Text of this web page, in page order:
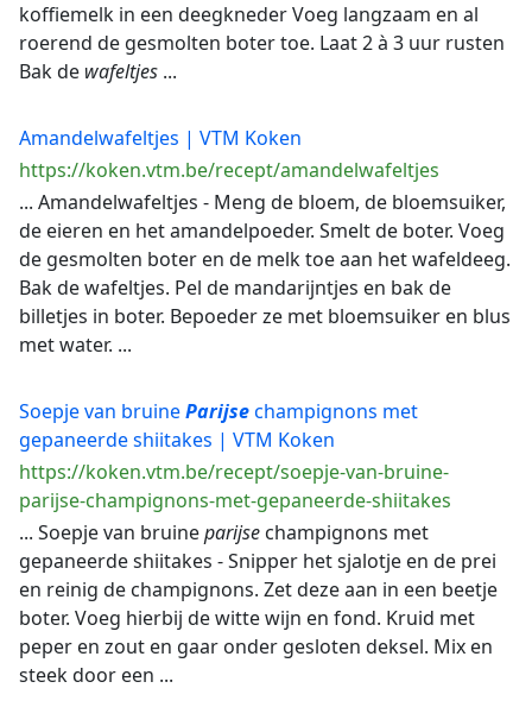
koffiemelk in een deegkneder Voeg langzaam en al
roerend de gesmolten boter toe. Laat 2 à 3 uur rusten
Bak de wafeltjes ...
Amandelwafeltjes | VTM Koken
https://koken.vtm.be/recept/amandelwafeltjes
... Amandelwafeltjes - Meng de bloem, de bloemsuiker,
de eieren en het amandelpoeder. Smelt de boter. Voeg
de gesmolten boter en de melk toe aan het wafeldeeg.
Bak de wafeltjes. Pel de mandarijntjes en bak de
billetjes in boter. Bepoeder ze met bloemsuiker en blus
met water. ...
Soepje van bruineParijsechampignons met
gepaneerde shiitakes | VTM Koken
https://koken.vtm.be/recept/soepje-van-bruine-
parijse-champignons-met-gepaneerde-shiitakes
... Soepje van bruineparijse champignons met
gepaneerde shiitakes - Snipper het sjalotje en de prei
en reinig de champignons. Zet deze aan in een beetje
boter. Voeg hierbij de witte wijn en fond. Kruid met
peper en zout en gaar onder gesloten deksel. Mix en
steek door een ...